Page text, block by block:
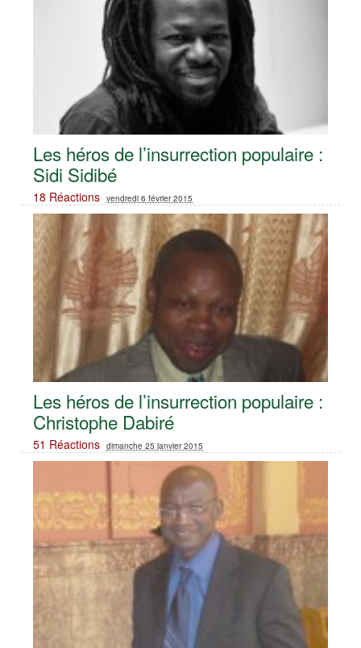
Les héros de l’insurrection populaire :
Sidi Sidibé
18 Réactions vendredi 6 février 2015
Les héros de l’insurrection populaire :
Christophe Dabiré
51 Réactions dimanche 25 janvier 2015